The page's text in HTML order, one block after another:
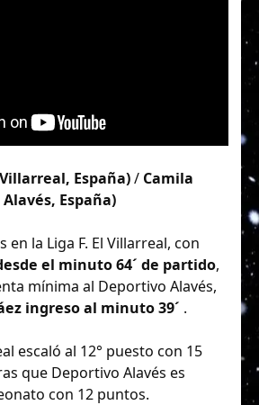
España)/ Camila
España)
en la Liga F. El Villarreal, con
el minuto 64´ de partido,
mínima al Deportivo Alavés,
ingreso al minuto 39´ .
escaló al 12° puesto con 15
que Deportivo Alavés es
con 12 puntos.